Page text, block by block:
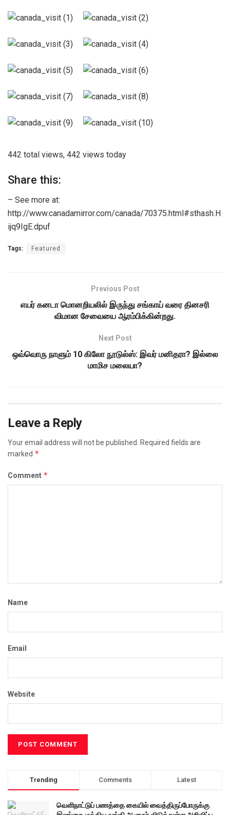
442 total views, 442 views today
Share this:
– See more at:
http://www.canadamirror.com/canada/70375.html#sthash.H
ijq9IgE.dpuf
Tags: Featured
Previous Post
எயர் கனடா மொனறியலில் இருந்து சங்காய் வரை தினசரி
விமான சேவையை ஆரம்பிக்கின்றது.
Next Post
ஒவ்வொரு நாளும் 10 கிலோ நூடுல்ஸ்: இவர் மனிதரா? இல்லை
மாமிச மலையா?
Leave a Reply
Your email address will not be published.
Required fields are
marked *
Comment *
Name
Email
Website
Trending Comments Latest
வெளிநாட்டுப் பணத்தை கையில் வைத்திருப்போருக்கு